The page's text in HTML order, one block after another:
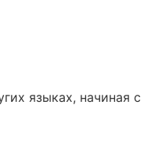
языках, начиная с